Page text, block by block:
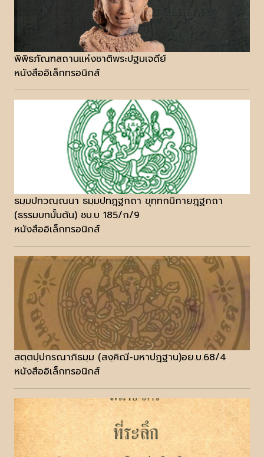
พิพิธภัณฑสถานแห่งชาติพระปฐมเจดีย์
หนังสืออิเล็กทรอนิกส์
ธมฺมปทวณฺณนา ธมฺมปทฎฺฐกถา ขุทฺทกนิกายฎฺฐกถา
(ธรรมบทบั้นต้น) ชบ.บ 185/ก/9
หนังสืออิเล็กทรอนิกส์
สตฺตปฺปกรณาภิธมฺม (สงฺคิณี-มหาปฎฐาน)อย.บ.68/4
หนังสืออิเล็กทรอนิกส์